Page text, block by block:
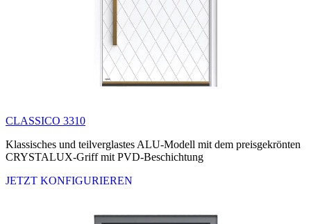
CLASSICO 3310
Klassisches und teilverglastes ALU-Modell mit dem preisgekrönten
CRYSTALUX-Griff mit PVD-Beschichtung
JETZT KONFIGURIEREN